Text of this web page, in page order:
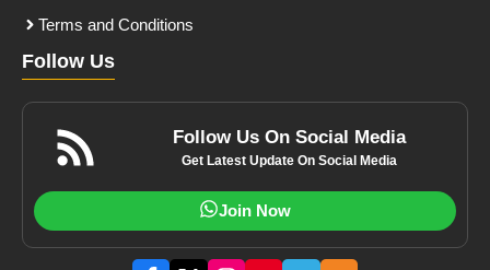
Terms and Conditions
Follow Us
Follow Us On Social Media
Get Latest Update On Social Media
Join Now